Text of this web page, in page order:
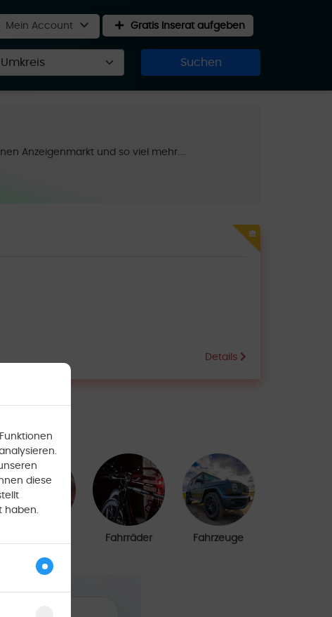
Mein Account Gratis Inserat aufgeben
Suchen
Anzeigenmarkt und so viel mehr....
Details
Fahrräder Fahrzeuge
diese
haben.